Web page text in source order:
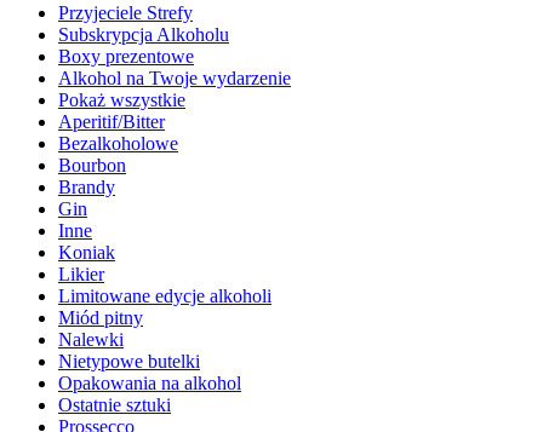
Przyjeciele Strefy
Subskrypcja Alkoholu
Boxy prezentowe
Alkohol na Twoje wydarzenie
Pokaż wszystkie
Aperitif/Bitter
Bezalkoholowe
Bourbon
Brandy
Gin
Inne
Koniak
Likier
Limitowane edycje alkoholi
Miód pitny
Nalewki
Nietypowe butelki
Opakowania na alkohol
Ostatnie sztuki
Prossecco